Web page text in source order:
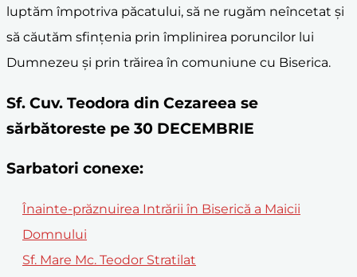
luptăm împotriva păcatului, să ne rugăm neîncetat și
să căutăm sfințenia prin împlinirea poruncilor lui
Dumnezeu și prin trăirea în comuniune cu Biserica.
Sf. Cuv. Teodora din Cezareea se
sărbătoreste pe 30 DECEMBRIE
Sarbatori conexe:
Înainte-prăznuirea Intrării în Biserică a Maicii
Domnului
Sf. Mare Mc. Teodor Stratilat